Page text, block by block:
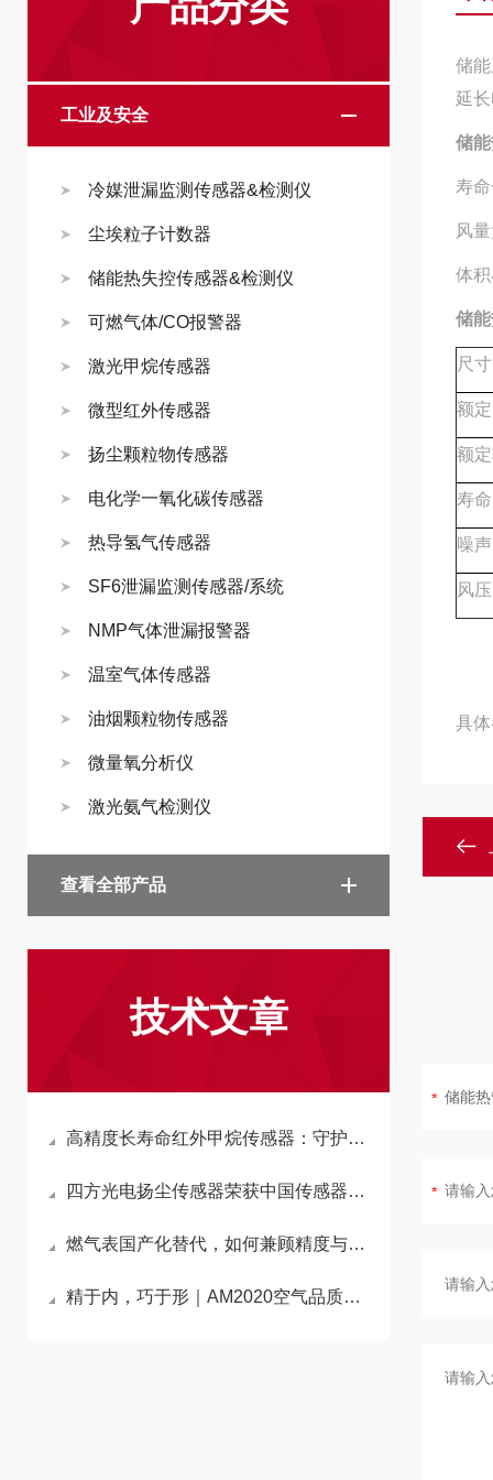
工业及安全
冷媒泄漏监测传感器&检测仪
尘埃粒子计数器
储能热失控传感器&检测仪
可燃气体/CO报警器
激光甲烷传感器
微型红外传感器
扬尘颗粒物传感器
电化学一氧化碳传感器
热导氢气传感器
SF6泄漏监测传感器/系统
NMP气体泄漏报警器
温室气体传感器
油烟颗粒物传感器
微量氧分析仪
激光氨气检测仪
查看全部产品
技术文章
高精度长寿命红外甲烷传感器：守护家庭燃气安全
四方光电扬尘传感器荣获中国传感器与物联网产业联盟应用创新奖
燃气表国产化替代，如何兼顾精度与兼容性？
精于内，巧于形｜AM2020空气品质传感器以集成洞悉“8大环境参数”
储
延
储
寿
风
体
储
尺寸
额
额
寿命
噪声
风压
具